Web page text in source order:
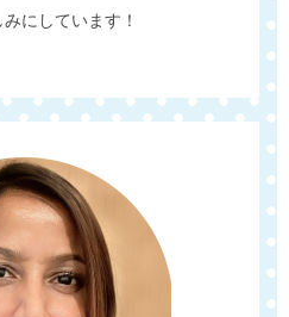
にしています！